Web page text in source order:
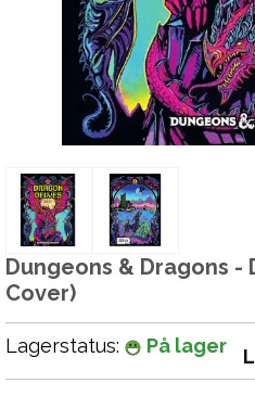
Dungeons & Dragons -
Cover)
Lagerstatus: På lager